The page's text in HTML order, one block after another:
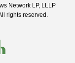
Network LP, LLLP
rights reserved.